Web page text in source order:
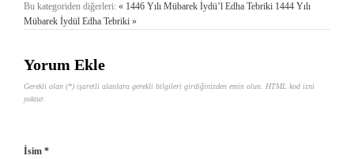
Bu kategoriden diğerleri: « 1446 Yılı Mübarek İydü’l Edha Tebriki 1444 Yılı
Mübarek İydül Edha Tebriki »
Yorum Ekle
Gerekli olan (*) işaretli alanlara gerekli bilgileri girdiğinizden emin olun. HTML kod izni
yoktur.
İsim *